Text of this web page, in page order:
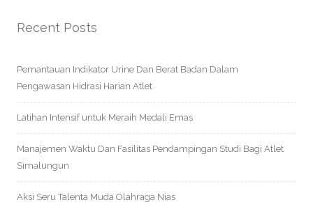
Recent Posts
Pemantauan Indikator Urine Dan Berat Badan Dalam
Pengawasan Hidrasi Harian Atlet
Latihan Intensif untuk Meraih Medali Emas
Manajemen Waktu Dan Fasilitas Pendampingan Studi Bagi Atlet
Simalungun
Aksi Seru Talenta Muda Olahraga Nias